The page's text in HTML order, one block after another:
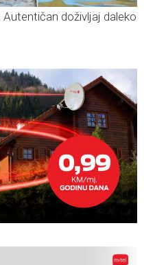
doživljaj daleko